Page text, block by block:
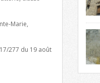
Marie,
277 du 19 août